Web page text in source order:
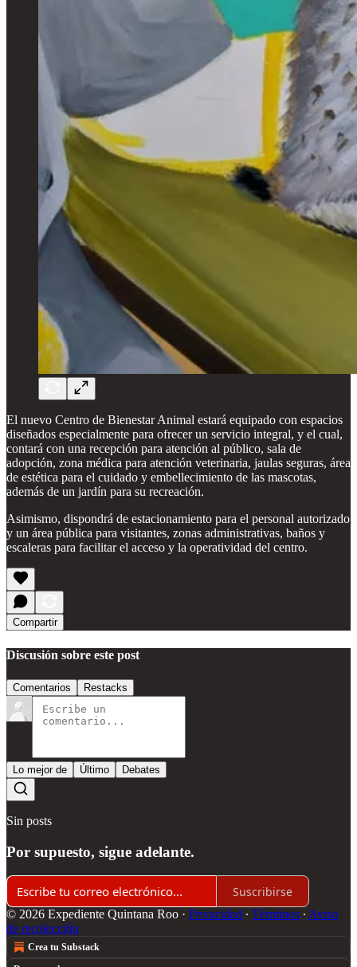
El nuevo Centro de Bienestar Animal estará equipado con espacios
diseñados especialmente para ofrecer un servicio integral, y el cual,
contará con una recepción para atención al público, sala de
adopción, zona médica para atención veterinaria, jaulas seguras, área
de estética para el cuidado y embellecimiento de las mascotas,
además de un jardín para su recreación.
Asimismo, dispondrá de estacionamiento para el personal autorizado
y un área pública para visitantes, zonas administrativas, baños y
escaleras para facilitar el acceso y la operatividad del centro.
Compartir
Discusión sobre este post
Comentarios Restacks
Lo mejor de Último Debates
Sin posts
Por supuesto, sigue adelante.
Suscribirse
© 2026 Expediente Quintana Roo · Privacidad ∙ Términos ∙ Aviso
de recolección
Crea tu Substack